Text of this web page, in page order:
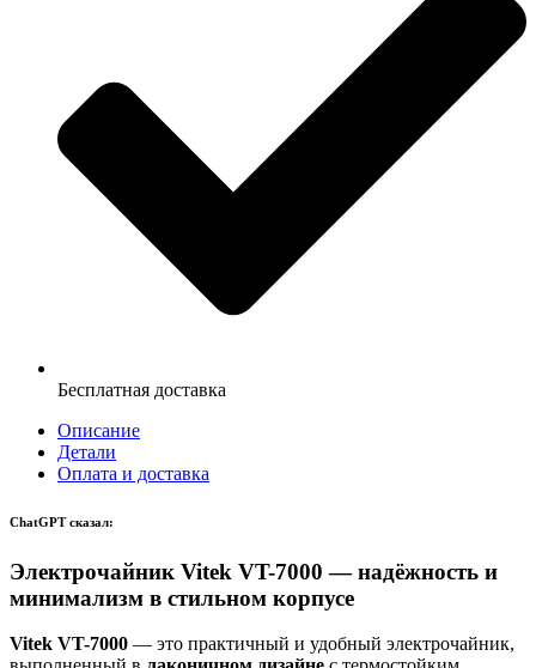
Бесплатная доставка
Описание
Детали
Оплата и доставка
ChatGPT сказал:
Электрочайник Vitek VT-7000 — надёжность и
минимализм в стильном корпусе
Vitek VT-7000 — это практичный и удобный электрочайник,